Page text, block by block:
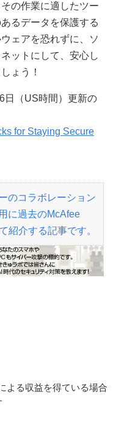
の作業に適したツー
るデータを保護する
ェアを恐れずに、ソ
ットにして、安心し
ょう！
日（US時間）更新の
for Staying Secure
のコラボレーション
に過去のMcAfee
紹介する記事です。
よる収益を得ている場合